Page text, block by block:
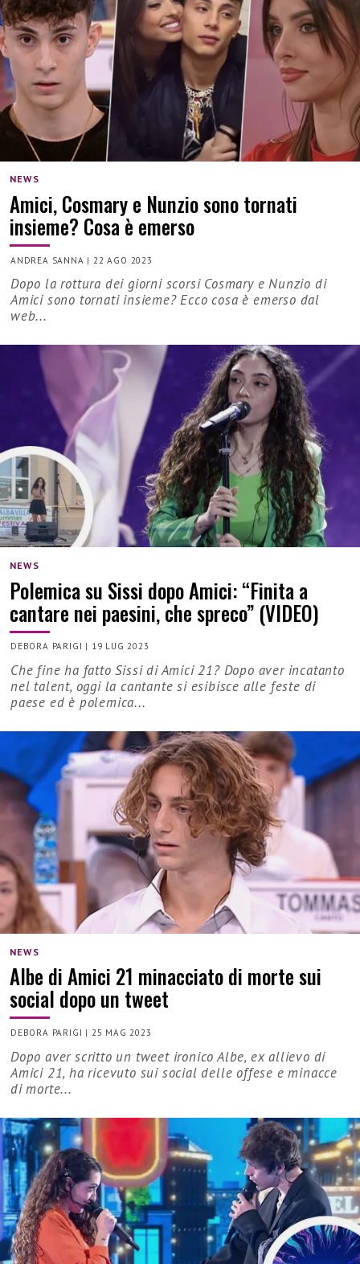
NEWS
Amici, Cosmary e Nunzio sono tornati
insieme? Cosa è emerso
ANDREA SANNA | 22 AGO 2023
Dopo la rottura dei giorni scorsi Cosmary e Nunzio di
Amici sono tornati insieme? Ecco cosa è emerso dal
web...
NEWS
Polemica su Sissi dopo Amici: “Finita a
cantare nei paesini, che spreco” (VIDEO)
DEBORA PARIGI | 19 LUG 2023
Che fine ha fatto Sissi di Amici 21? Dopo aver incatanto
nel talent, oggi la cantante si esibisce alle feste di
paese ed è polemica...
NEWS
Albe di Amici 21 minacciato di morte sui
social dopo un tweet
DEBORA PARIGI | 25 MAG 2023
Dopo aver scritto un tweet ironico Albe, ex allievo di
Amici 21, ha ricevuto sui social delle offese e minacce
di morte...